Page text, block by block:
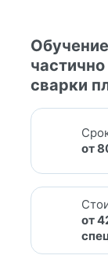
сварки
от
от